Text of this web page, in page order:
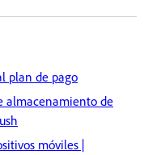
plan de pago
almacenamiento de
móviles |